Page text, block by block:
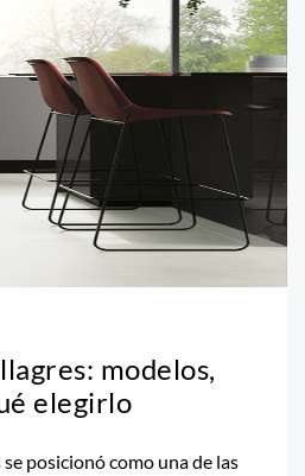
modelos,
elegirlo
posicionó como una de las